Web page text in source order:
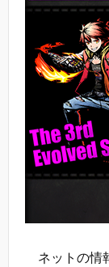
ネットの情